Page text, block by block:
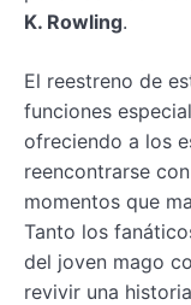
K. Rowling.
El reestreno de
funciones
ofreciendo a los
reencontrarse
momentos que
Tanto los
del joven mago
revivir una